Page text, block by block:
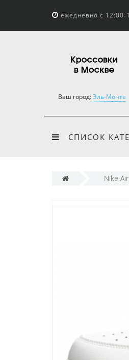
ежедневно с 12:00-
Ваш город:Эль-Монте
СПИСОК
Nike